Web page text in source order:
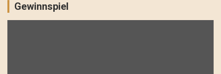
Gewinnspiel